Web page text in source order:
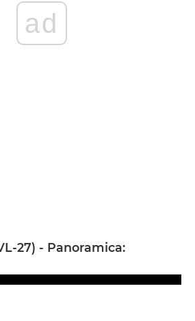
ad
27) - Panoramica: